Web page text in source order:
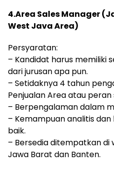
4.Area Sales Manager
West Java Area)
Persyaratan:
– Kandidat harus memiliki
dari jurusan apa pun.
– Setidaknya 4 tahun
Penjualan Area atau peran
– Berpengalaman dalam
– Kemampuan analitis
baik.
– Bersedia ditempatkan di
Jawa Barat dan Banten.